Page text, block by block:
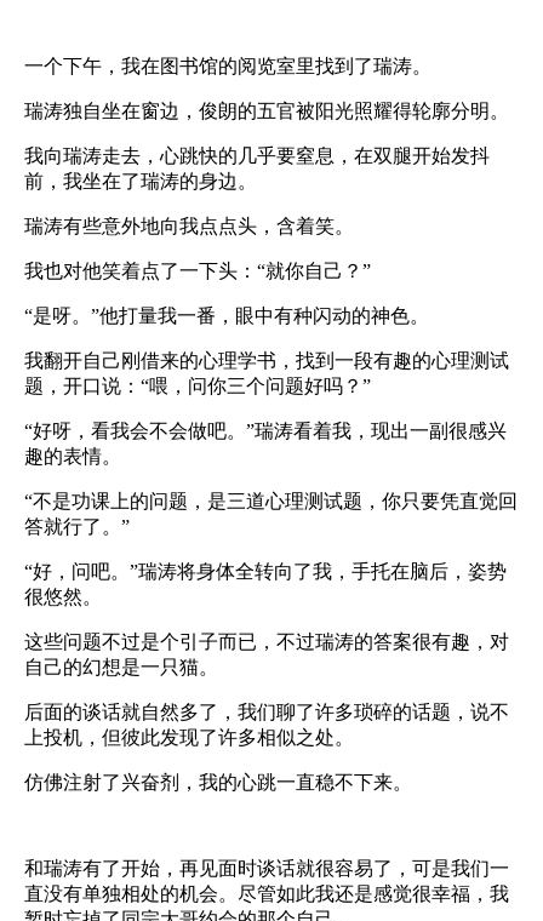
一个下午，我在图书馆的阅览室里找到了瑞涛。
瑞涛独自坐在窗边，俊朗的五官被阳光照耀得轮廓分明。
我向瑞涛走去，心跳快的几乎要窒息，在双腿开始发抖
前，我坐在了瑞涛的身边。
瑞涛有些意外地向我点点头，含着笑。
我也对他笑着点了一下头：“就你自己？”
“是呀。”他打量我一番，眼中有种闪动的神色。
我翻开自己刚借来的心理学书，找到一段有趣的心理测试
题，开口说：“喂，问你三个问题好吗？”
“好呀，看我会不会做吧。”瑞涛看着我，现出一副很感兴
趣的表情。
“不是功课上的问题，是三道心理测试题，你只要凭直觉回
答就行了。”
“好，问吧。”瑞涛将身体全转向了我，手托在脑后，姿势
很悠然。
这些问题不过是个引子而已，不过瑞涛的答案很有趣，对
自己的幻想是一只猫。
后面的谈话就自然多了，我们聊了许多琐碎的话题，说不
上投机，但彼此发现了许多相似之处。
仿佛注射了兴奋剂，我的心跳一直稳不下来。
和瑞涛有了开始，再见面时谈话就很容易了，可是我们一
直没有单独相处的机会。尽管如此我还是感觉很幸福，我